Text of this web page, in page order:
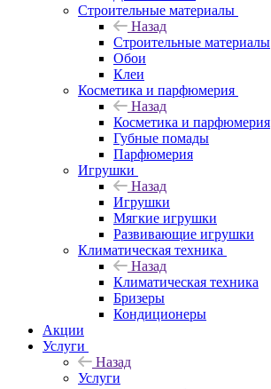
Строительные материалы
Назад
Строительные материалы
Обои
Клеи
Косметика и парфюмерия
Назад
Косметика и парфюмерия
Губные помады
Парфюмерия
Игрушки
Назад
Игрушки
Мягкие игрушки
Развивающие игрушки
Климатическая техника
Назад
Климатическая техника
Бризеры
Кондиционеры
Акции
Услуги
Назад
Услуги